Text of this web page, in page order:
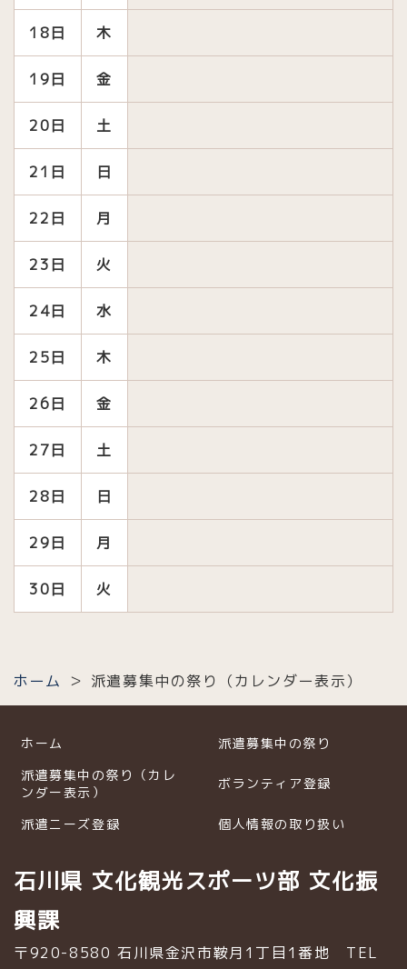
18日 木
19日 金
20日 土
21日 日
22日 月
23日 火
24日 水
25日 木
26日 金
27日 土
28日 日
29日 月
30日 火
ホーム 派遣募集中の祭り（カレンダー表示）
ホーム
派遣募集中の祭り
派遣募集中の祭り（カレ
ンダー表示）
ボランティア登録
派遣ニーズ登録 個人情報の取り扱い
石川県 文化観光スポーツ部 文化振
興課
〒920-8580 石川県金沢市鞍月1丁目1番地
TEL